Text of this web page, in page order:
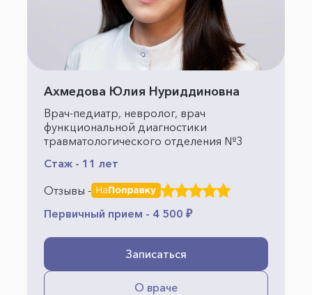
Ахмедова Юлия Нуриддиновна
Врач-педиатр, невролог, врач
функциональной диагностики
травматологического отделения №3
Стаж - 11 лет
Отзывы -
Первичный прием - 4 500 ₽
Записаться
О враче